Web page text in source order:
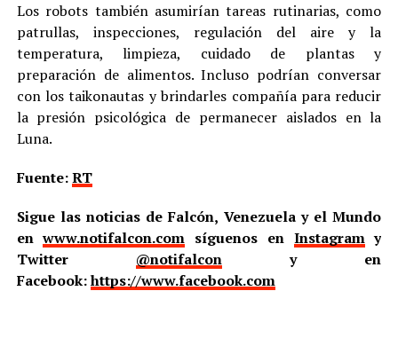
Los robots también asumirían tareas rutinarias, como
patrullas, inspecciones, regulación del aire y la
temperatura, limpieza, cuidado de plantas y
preparación de alimentos. Incluso podrían conversar
con los taikonautas y brindarles compañía para reducir
la presión psicológica de permanecer aislados en la
Luna.
Fuente:RT
Sigue las noticias de Falcón, Venezuela y el Mundo
enwww.notifalcon.com síguenos en Instagramy
Twitter @notifalcony en
Facebook:https://www.facebook.com